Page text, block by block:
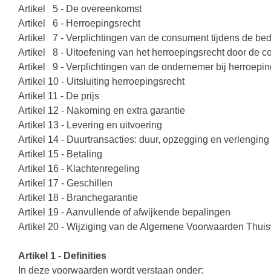
Artikel 5 - De overeenkomst
Artikel 6 - Herroepingsrecht
Artikel 7 - Verplichtingen van de consument tijdens de
Artikel 8 - Uitoefening van het herroepingsrecht door de
Artikel 9 - Verplichtingen van de ondernemer bij
Artikel 10 - Uitsluiting herroepingsrecht
Artikel 11 - De prijs
Artikel 12 - Nakoming en extra garantie
Artikel 13 - Levering en uitvoering
Artikel 14 - Duurtransacties: duur, opzegging en verlenging
Artikel 15 - Betaling
Artikel 16 - Klachtenregeling
Artikel 17 - Geschillen
Artikel 18 - Branchegarantie
Artikel 19 - Aanvullende of afwijkende bepalingen
Artikel 20 - Wijziging van de Algemene Voorwaarden
Artikel 1 - Definities
In deze voorwaarden wordt verstaan onder: